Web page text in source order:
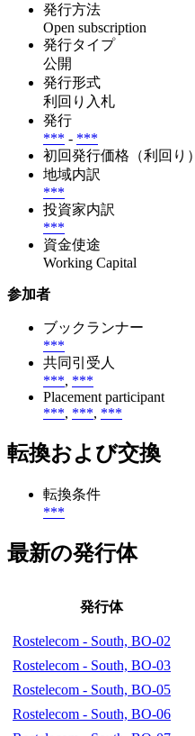
発行方法
Open subscription
発行タイプ
公開
発行形式
利回り入札
発行
*** - ***
初回発行価格（利回り）
地域内訳
***
投資家内訳
***
資金使途
Working Capital
参加者
ブックランナー
***
共同引受人
***, ***
Placement participant
***, ***, ***
転換および交換
転換条件
***
最新の発行体
発行体
Rostelecom - South, BO-02
Rostelecom - South, BO-03
Rostelecom - South, BO-05
Rostelecom - South, BO-06